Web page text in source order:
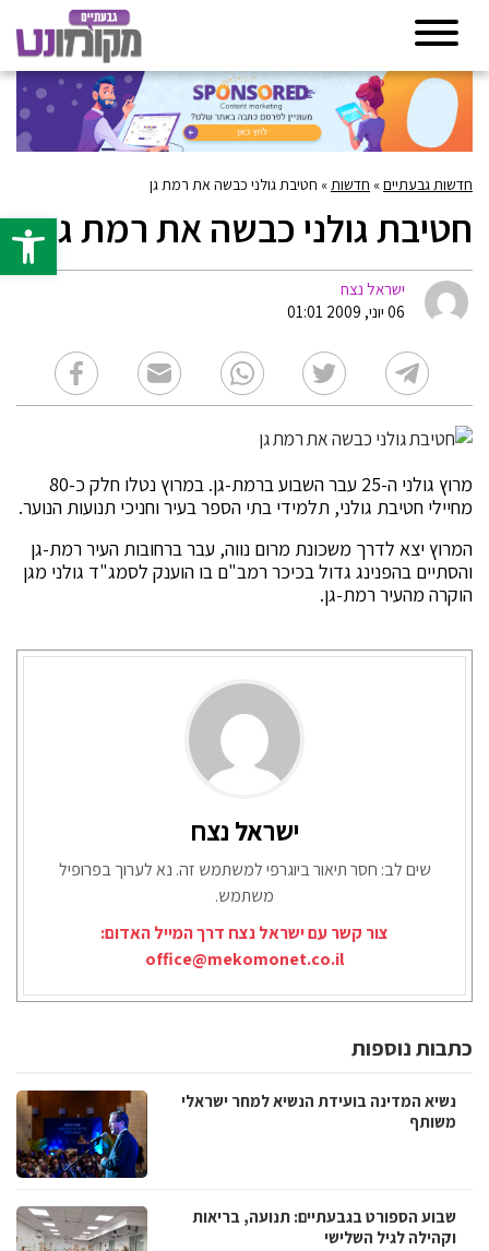
פתח
חדשות גבעתיים» חדשות » חטיבת גולני כבשה את רמת גן
חטיבת גולני כבשה את רמת גן
ישראל נצח
06 יוני, 2009 01:01
מרוץ גולני ה-25 עבר השבוע ברמת-גן. במרוץ נטלו חלק כ-80
מחיילי חטיבת גולני, תלמידי בתי הספר בעיר וחניכי תנועות הנוער.
המרוץ יצא לדרך משכונת מרום נווה, עבר ברחובות העיר רמת-גן
והסתיים בהפנינג גדול בכיכר רמב"ם בו הוענק לסמג"ד גולני מגן
הוקרה מהעיר רמת-גן.
ישראל נצח
שים לב: חסר תיאור ביוגרפי למשתמש זה. נא לערוך בפרופיל
משתמש.
צור קשר עם ישראל נצח דרך המייל האדום:
office@mekomonet.co.il
כתבות נוספות
נשיא המדינה בועידת הנשיא למחר ישראלי
משותף
שבוע הספורט בגבעתיים: תנועה, בריאות
וקהילה לגיל השלישי